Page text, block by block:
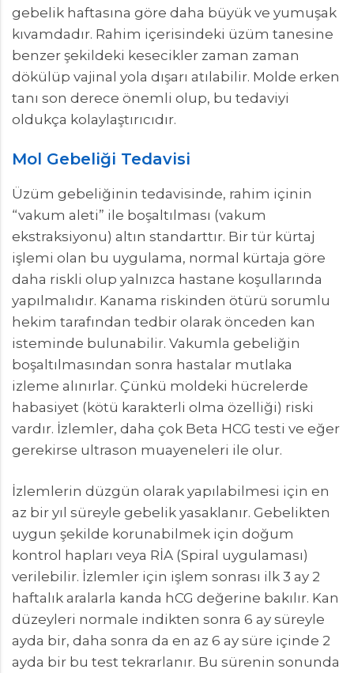
gebelik haftasına göre daha büyük ve yumuşak
kıvamdadır. Rahim içerisindeki üzüm tanesine
benzer şekildeki kesecikler zaman zaman
dökülüp vajinal yola dışarı atılabilir. Molde erken
tanı son derece önemli olup, bu tedaviyi
oldukça kolaylaştırıcıdır.
Mol Gebeliği Tedavisi
Üzüm gebeliğinin tedavisinde, rahim içinin
“vakum aleti” ile boşaltılması (vakum
ekstraksiyonu) altın standarttır. Bir tür kürtaj
işlemi olan bu uygulama, normal kürtaja göre
daha riskli olup yalnızca hastane koşullarında
yapılmalıdır. Kanama riskinden ötürü sorumlu
hekim tarafından tedbir olarak önceden kan
isteminde bulunabilir. Vakumla gebeliğin
boşaltılmasından sonra hastalar mutlaka
izleme alınırlar. Çünkü moldeki hücrelerde
habasiyet (kötü karakterli olma özelliği) riski
vardır. İzlemler, daha çok Beta HCG testi ve eğer
gerekirse ultrason muayeneleri ile olur.
İzlemlerin düzgün olarak yapılabilmesi için en
az bir yıl süreyle gebelik yasaklanır. Gebelikten
uygun şekilde korunabilmek için doğum
kontrol hapları veya RİA (Spiral uygulaması)
verilebilir. İzlemler için işlem sonrası ilk 3 ay 2
haftalık aralarla kanda hCG değerine bakılır. Kan
düzeyleri normale indikten sonra 6 ay süreyle
ayda bir, daha sonra da en az 6 ay süre içinde 2
ayda bir bu test tekrarlanır. Bu sürenin sonunda